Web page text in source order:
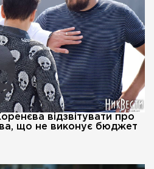
відзвітувати про
що не виконує бюджет